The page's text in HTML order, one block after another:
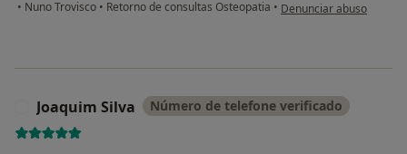
• Nuno Trovisco • Retorno de consultas Osteopatia • Denunciar abuso
Joaquim Silva Número de telefone verificado